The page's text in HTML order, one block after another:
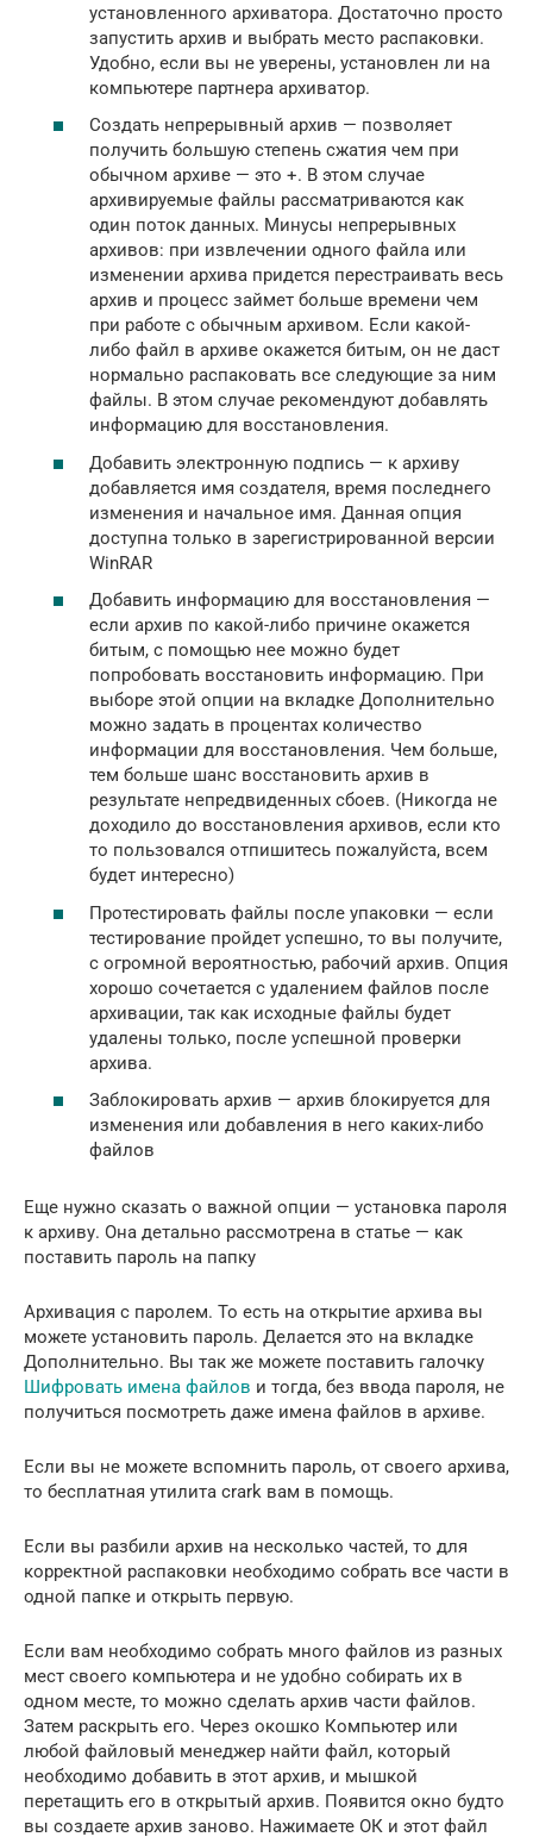
установленного архиватора. Достаточно просто
запустить архив и выбрать место распаковки.
Удобно, если вы не уверены, установлен ли на
компьютере партнера архиватор.
Создать непрерывный архив — позволяет
получить большую степень сжатия чем при
обычном архиве — это +. В этом случае
архивируемые файлы рассматриваются как
один поток данных. Минусы непрерывных
архивов: при извлечении одного файла или
изменении архива придется перестраивать весь
архив и процесс займет больше времени чем
при работе с обычным архивом. Если какой-
либо файл в архиве окажется битым, он не даст
нормально распаковать все следующие за ним
файлы. В этом случае рекомендуют добавлять
информацию для восстановления.
Добавить электронную подпись — к архиву
добавляется имя создателя, время последнего
изменения и начальное имя. Данная опция
доступна только в зарегистрированной версии
WinRAR
Добавить информацию для восстановления —
если архив по какой-либо причине окажется
битым, с помощью нее можно будет
попробовать восстановить информацию. При
выборе этой опции на вкладке Дополнительно
можно задать в процентах количество
информации для восстановления. Чем больше,
тем больше шанс восстановить архив в
результате непредвиденных сбоев. (Никогда не
доходило до восстановления архивов, если кто
то пользовался отпишитесь пожалуйста, всем
будет интересно)
Протестировать файлы после упаковки — если
тестирование пройдет успешно, то вы получите,
с огромной вероятностью, рабочий архив. Опция
хорошо сочетается с удалением файлов после
архивации, так как исходные файлы будет
удалены только, после успешной проверки
архива.
Заблокировать архив — архив блокируется для
изменения или добавления в него каких-либо
файлов
Еще нужно сказать о важной опции — установка пароля
к архиву. Она детально рассмотрена в статье — как
поставить пароль на папку
Архивация с паролем. То есть на открытие архива вы
можете установить пароль. Делается это на вкладке
Дополнительно. Вы так же можете поставить галочку
Шифровать имена файлов и тогда, без ввода пароля, не
получиться посмотреть даже имена файлов в архиве.
Если вы не можете вспомнить пароль, от своего архива,
то бесплатная утилита crark вам в помощь.
Если вы разбили архив на несколько частей, то для
корректной распаковки необходимо собрать все части в
одной папке и открыть первую.
Если вам необходимо собрать много файлов из разных
мест своего компьютера и не удобно собирать их в
одном месте, то можно сделать архив части файлов.
Затем раскрыть его. Через окошко Компьютер или
любой файловый менеджер найти файл, который
необходимо добавить в этот архив, и мышкой
перетащить его в открытый архив. Появится окно будто
вы создаете архив заново. Нажимаете ОК и этот файл